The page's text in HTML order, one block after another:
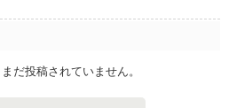
だ投稿されていません。